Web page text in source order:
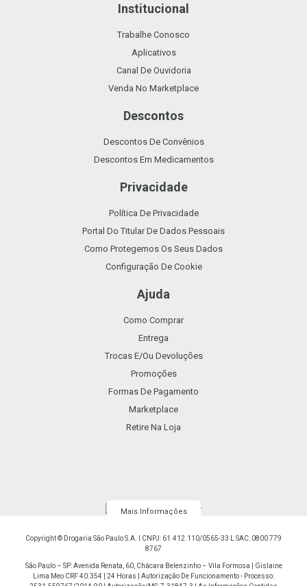
Institucional
Trabalhe Conosco
Aplicativos
Canal De Ouvidoria
Venda No Marketplace
Descontos
Descontos De Convênios
Descontos Em Medicamentos
Privacidade
Política De Privacidade
Portal Do Titular De Dados Pessoais
Como Protegemos Os Seus Dados
Configuração De Cookie
Ajuda
Como Comprar
Entrega
Trocas E/ou Devoluções
Promoções
Formas De Pagamento
Marketplace
Retire Na Loja
Mais Informações
Copyright © Drogaria São Paulo S.A. I CNPJ: 61.412.110/0565-33 L SAC: 0800 779
8767
São Paulo – SP: Avenida Renata, 60, Chácara Belenzinho – Vila Formosa | Gislaine
Lima Meo CRF 40.354 | 24 Horas | Autorização De Funcionamento - Processo: